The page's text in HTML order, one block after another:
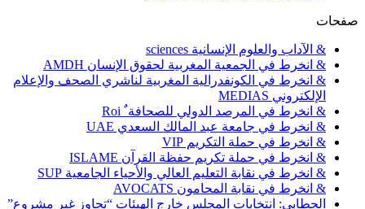
صفحات
& الآداب والعلوم الإنسانية sciences
& انخرط في الجمعية المغربية لحقوق الإنسان AMDH
& انخرط في الكونفدرالية المغربية لناشري الصحف والإعلام
الإلكتروني MEDIAS
& انخرط في المرصد الدولي للصحافة ٌ Roi
& انخرط في جامعة عبد المالك السعدي UAE
& انخرط في حملة التكريم VIP
& انخرط في حملة تكريم حفظة القرآن ISLAME
& انخرط في نقابة التعليم العالي والأحياء الجامعية SUP
& انخرط في نقابة المحامون AVOCATS
الحطابي: انتخابات المجلس خارج الهيئات “تجاوز غير مشروع”